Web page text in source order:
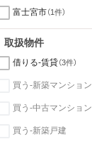
富士宮市（1件）
取扱物件
借りる-賃貸（3件）
買う-新築マンション
買う-中古マンション
買う-新築戸建